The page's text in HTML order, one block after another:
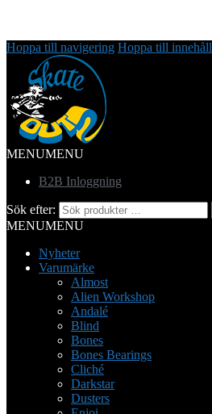
Hoppa till navigering Hoppa till innehåll
MENUMENU
B2B Inloggning
Sök efter:
MENUMENU
Nyheter
Varumärke
Almost
Alien Workshop
Andalé
Blind
Bones
Bones Bearings
Cliché
Darkstar
Dusters